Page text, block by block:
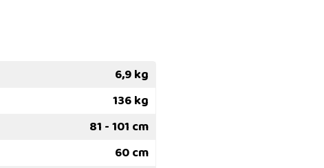
6,9 kg
136 kg
81 - 101 cm
60 cm